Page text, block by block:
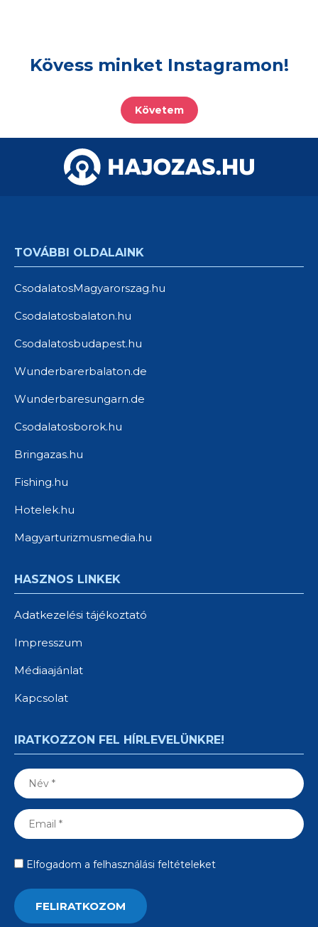
Kövess minket Instagramon!
Követem
TOVÁBBI OLDALAINK
CsodalatosMagyarorszag.hu
Csodalatosbalaton.hu
Csodalatosbudapest.hu
Wunderbarerbalaton.de
Wunderbaresungarn.de
Csodalatosborok.hu
Bringazas.hu
Fishing.hu
Hotelek.hu
Magyarturizmusmedia.hu
HASZNOS LINKEK
Adatkezelési tájékoztató
Impresszum
Médiaajánlat
Kapcsolat
IRATKOZZON FEL HÍRLEVELÜNKRE!
Elfogadom a felhasználási feltételeket